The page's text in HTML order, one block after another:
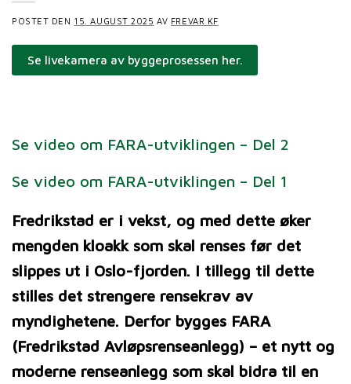
POSTET DEN 15. AUGUST 2025 AV FREVAR KF
Se livekamera av byggeprosessen her.
Se video om FARA-utviklingen – Del 2
Se video om FARA-utviklingen – Del 1
Fredrikstad er i vekst, og med dette øker
mengden kloakk som skal renses før det
slippes ut i Oslo-fjorden. I tillegg til dette
stilles det strengere rensekrav av
myndighetene. Derfor bygges FARA
(Fredrikstad Avløpsrenseanlegg) – et nytt og
moderne renseanlegg som skal bidra til en